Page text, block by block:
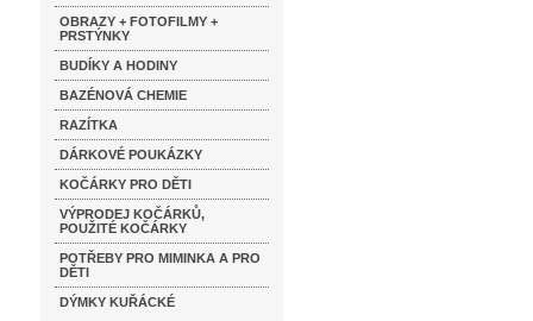
OBRAZY + FOTOFILMY +
PRSTÝNKY
BUDÍKY A HODINY
BAZÉNOVÁ CHEMIE
RAZÍTKA
DÁRKOVÉ POUKÁZKY
KOČÁRKY PRO DĚTI
VÝPRODEJ KOČÁRKŮ,
POUŽITÉ KOČÁRKY
POTŘEBY PRO MIMINKA A PRO
DĚTI
DÝMKY KUŘÁCKÉ